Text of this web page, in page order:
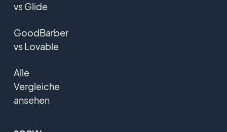
vs Glide
GoodBarber
vs Lovable
Alle
Vergleiche
ansehen